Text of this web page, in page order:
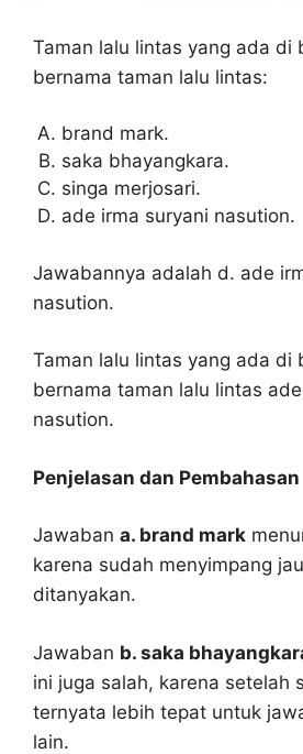
Taman lalu lintas yang ada di
bernama taman lalu lintas:
brand mark.
saka bhayangkara.
singa merjosari.
ade irma suryani nasution.
Jawabannya adalah d. ade
nasution.
Taman lalu lintas yang ada di
bernama taman lalu lintas
nasution.
Penjelasan dan Pembahasan
Jawaban a. brand mark
karena sudah menyimpang
ditanyakan.
Jawaban b. saka
ini juga salah, karena setelah
ternyata lebih tepat untuk
lain.